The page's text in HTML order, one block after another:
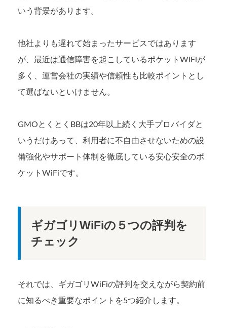
いう背景があります。
他社よりも遅れて始まったサービスではあります
が、最近は通信障害を起こしているポケットWiFiが
多く、運営会社の実績や信頼性も比較ポイントとし
て選ばないといけません。
GMOとくとくBBは20年以上続く大手プロバイダと
いうだけあって、利用者に不自由させないための設
備強化やサポート体制を徹底している安心安全のポ
ケットWiFiです。
ギガゴリWiFiの５つの評判を
チェック
それでは、ギガゴリWiFiの評判を交えながら契約前
に知るべき重要なポイントを5つ紹介します。